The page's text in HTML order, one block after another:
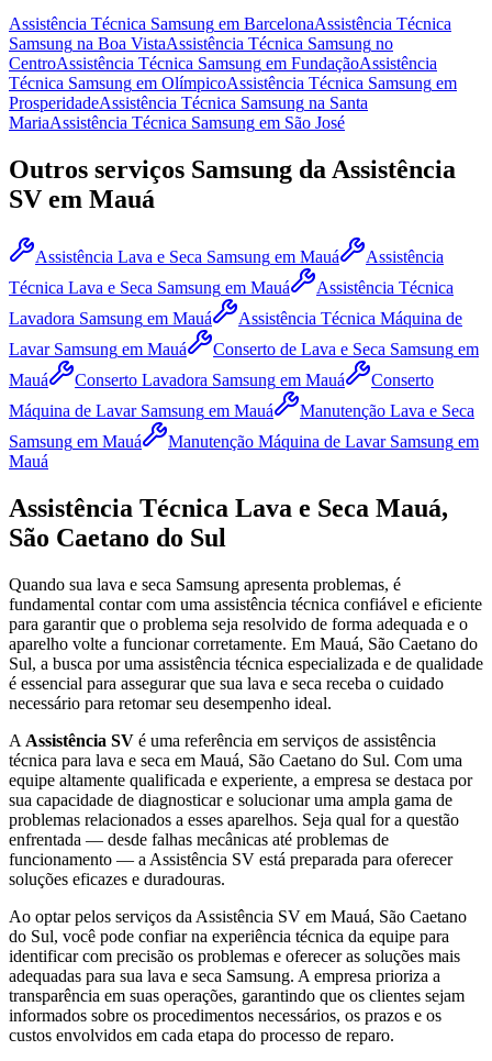
Assistência Técnica Samsung em BarcelonaAssistência Técnica
Samsung na Boa VistaAssistência Técnica Samsung no
CentroAssistência Técnica Samsung em FundaçãoAssistência
Técnica Samsung em OlímpicoAssistência Técnica Samsung em
ProsperidadeAssistência Técnica Samsung na Santa
MariaAssistência Técnica Samsung em São José
Outros serviços Samsung da Assistência
SV em Mauá
Assistência Lava e Seca Samsung em Mauá
Assistência
Técnica Lava e Seca Samsung em Mauá
Assistência Técnica
Lavadora Samsung em Mauá
Assistência Técnica Máquina de
Lavar Samsung em Mauá Conserto de Lava e Seca Samsung em
Mauá
Conserto Lavadora Samsung em Mauá
Conserto
Máquina de Lavar Samsung em Mauá
Manutenção Lava e Seca
Samsung em Mauá Manutenção Máquina de Lavar Samsung em
Mauá
Assistência Técnica Lava e Seca Mauá,
São Caetano do Sul
Quando sua lava e seca Samsung apresenta problemas, é
fundamental contar com uma assistência técnica confiável e eficiente
para garantir que o problema seja resolvido de forma adequada e o
aparelho volte a funcionar corretamente. Em Mauá, São Caetano do
Sul, a busca por uma assistência técnica especializada e de qualidade
é essencial para assegurar que sua lava e seca receba o cuidado
necessário para retomar seu desempenho ideal.
A Assistência SV é uma referência em serviços de assistência
técnica para lava e seca em Mauá, São Caetano do Sul. Com uma
equipe altamente qualificada e experiente, a empresa se destaca por
sua capacidade de diagnosticar e solucionar uma ampla gama de
problemas relacionados a esses aparelhos. Seja qual for a questão
enfrentada — desde falhas mecânicas até problemas de
funcionamento — a Assistência SV está preparada para oferecer
soluções eficazes e duradouras.
Ao optar pelos serviços da Assistência SV em Mauá, São Caetano
do Sul, você pode confiar na experiência técnica da equipe para
identificar com precisão os problemas e oferecer as soluções mais
adequadas para sua lava e seca Samsung. A empresa prioriza a
transparência em suas operações, garantindo que os clientes sejam
informados sobre os procedimentos necessários, os prazos e os
custos envolvidos em cada etapa do processo de reparo.